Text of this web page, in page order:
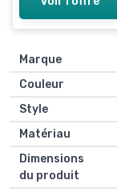
Marque
Couleur
Style
Matériau
Dimensions
du produit